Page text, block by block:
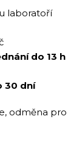
laboratoří
do 13 h
30 dní
odměna pro